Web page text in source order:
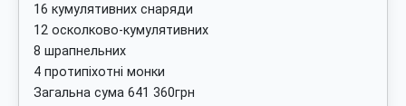
16 кумулятивних снаряди
12 осколково-кумулятивних
8 шрапнельних
4 протипіхотні монки
Загальна сума 641 360грн